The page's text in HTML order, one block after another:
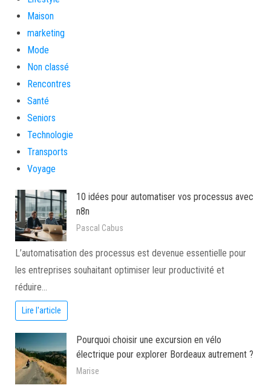
Maison
marketing
Mode
Non classé
Rencontres
Santé
Seniors
Technologie
Transports
Voyage
10 idées pour automatiser vos processus avec
n8n
Pascal Cabus
L’automatisation des processus est devenue essentielle pour
les entreprises souhaitant optimiser leur productivité et
réduire…
Lire l'article
Pourquoi choisir une excursion en vélo
électrique pour explorer Bordeaux autrement ?
Marise